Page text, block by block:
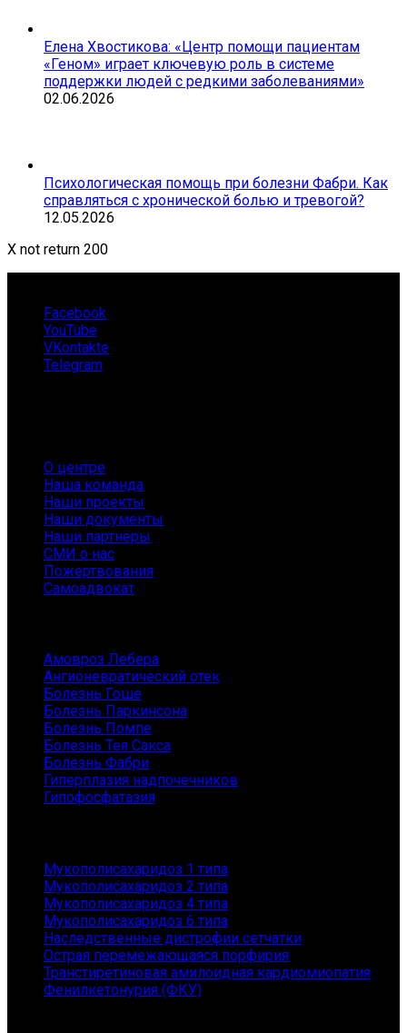
Елена Хвостикова: «Центр помощи пациентам
«Геном» играет ключевую роль в системе
поддержки людей с редкими заболеваниями»
02.06.2026
Психологическая помощь при болезни Фабри. Как
справляться с хронической болью и тревогой?
12.05.2026
X not return 200
Facebook
YouTube
VKontakte
Telegram
О центре
Наша команда
Наши проекты
Наши документы
Наши партнёры
СМИ о нас
Пожертвования
Самоадвокат
Амовроз Лебера
Ангионевратический отек
Болезнь Гоше
Болезнь Паркинсона
Болезнь Помпе
Болезнь Тея Сакса
Болезнь Фабри
Гиперплазия надпочечников
Гипофосфатазия
Мукополисахаридоз 1 типа
Мукополисахаридоз 2 типа
Мукополисахаридоз 4 типа
Мукополисахаридоз 6 типа
Наследственные дистрофии сетчатки
Острая перемежающаяся порфирия
Транстиретиновая амилоидная кардиомиопатия
Фенилкетонурия (ФКУ)